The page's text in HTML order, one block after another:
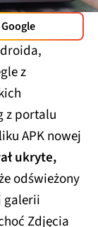
z
z portalu
APK nowej
ukryte,
odświeżony
galerii
Zdjęcia